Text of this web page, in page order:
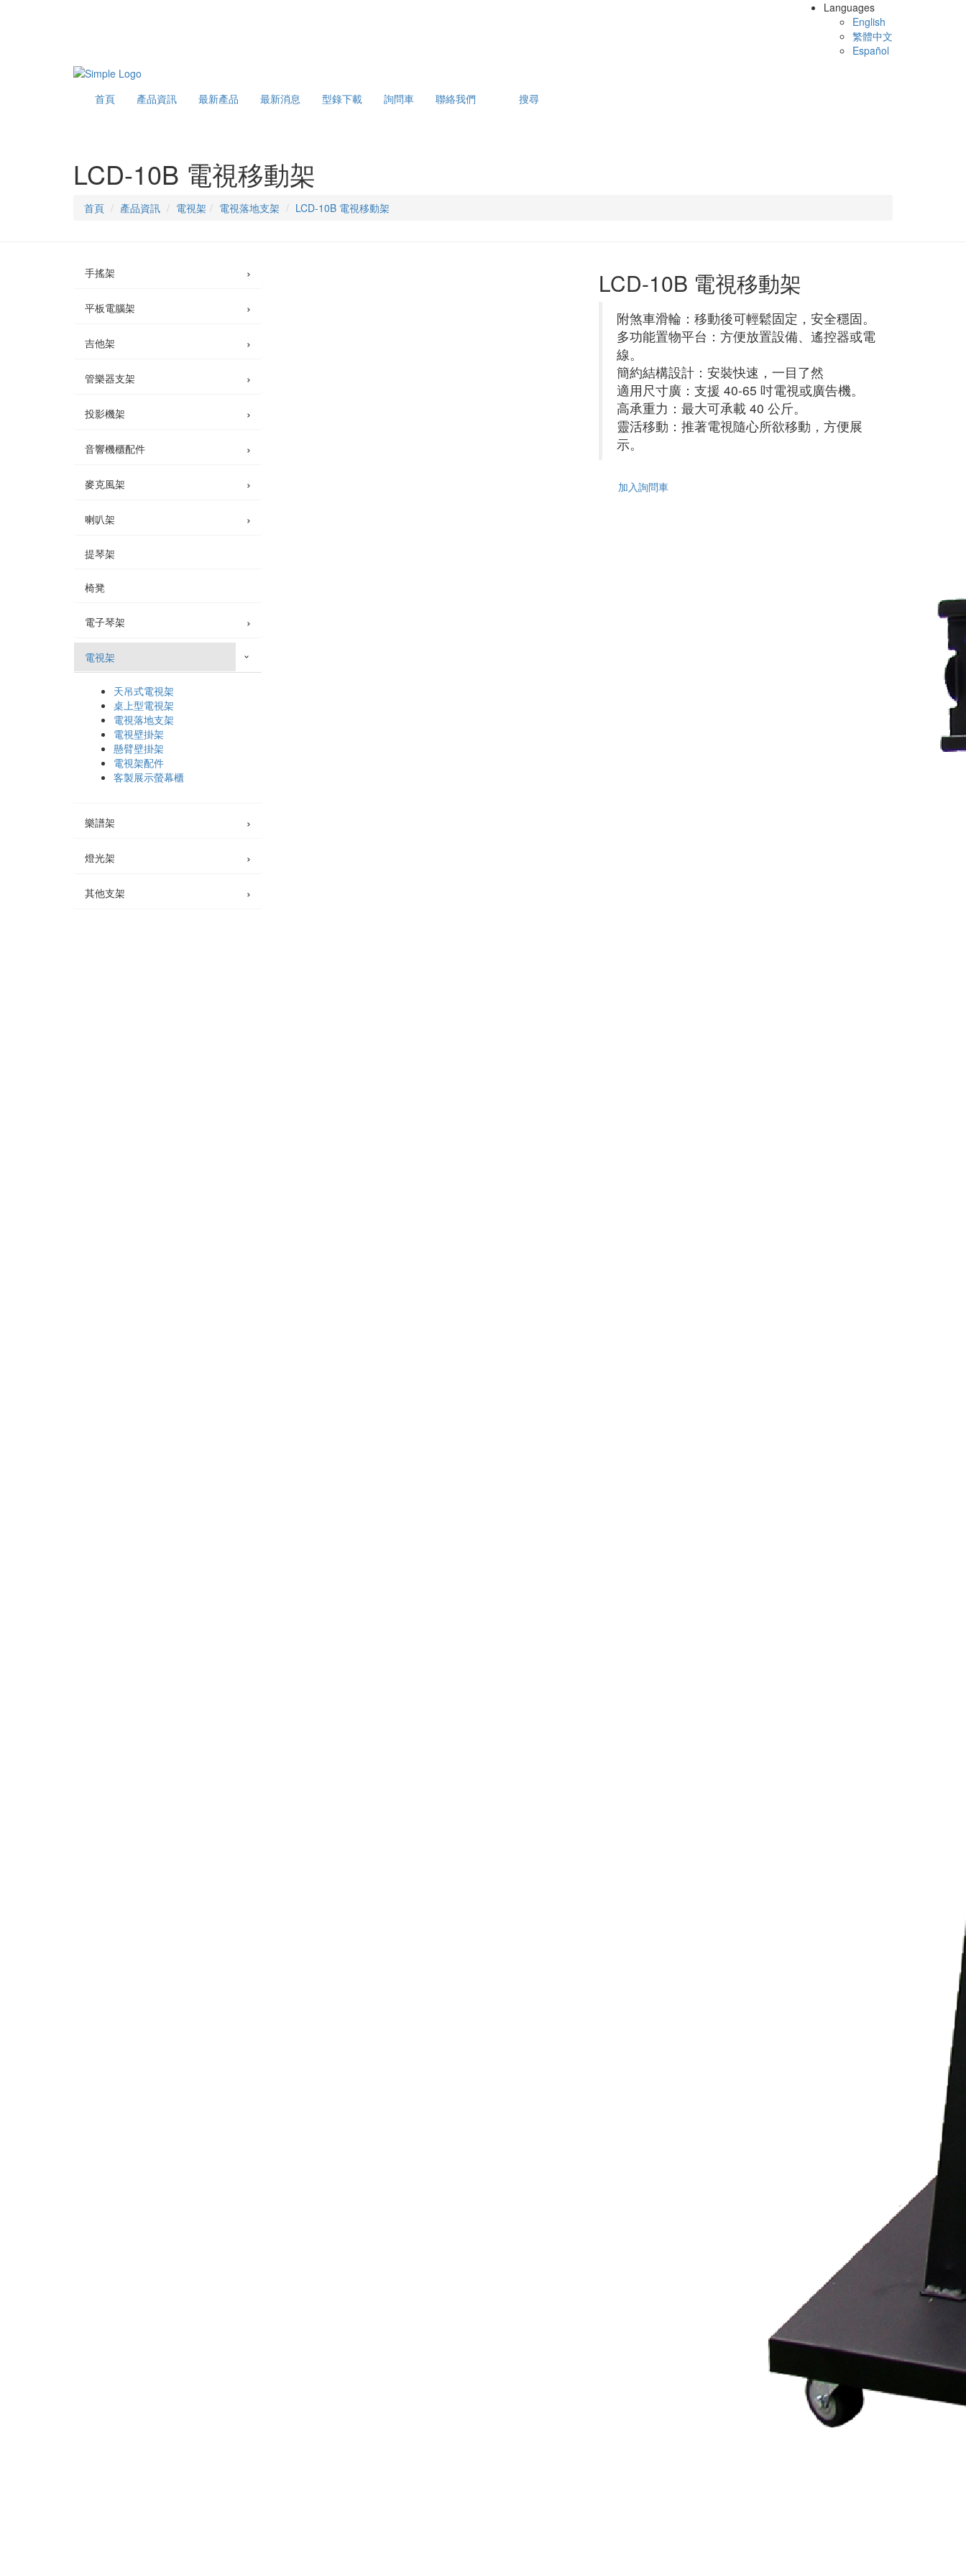
Languages
English
繁體中文
Español
首頁 產品資訊 最新產品 最新消息 型錄下載 詢問車 聯絡我們 搜尋
LCD-10B 電視移動架
首頁 產品資訊 電視架 電視落地支架 LCD-10B 電視移動架
LCD-10B 電視移動架
附煞車滑輪：移動後可輕鬆固定，安全穩固。
多功能置物平台：方便放置設備、遙控器或電
線。
簡約結構設計：安裝快速，一目了然
適用尺寸廣：支援 40-65 吋電視或廣告機。
高承重力：最大可承載 40 公斤。
靈活移動：推著電視隨心所欲移動，方便展
示。
加入詢問車
手搖架 ›
平板電腦架 ›
吉他架 ›
管樂器支架 ›
投影機架 ›
音響機櫃配件 ›
麥克風架 ›
喇叭架 ›
提琴架
椅凳
電子琴架 ›
電視架 ›
天吊式電視架
桌上型電視架
電視落地支架
電視壁掛架
懸臂壁掛架
電視架配件
客製展示螢幕櫃
樂譜架 ›
燈光架 ›
其他支架 ›